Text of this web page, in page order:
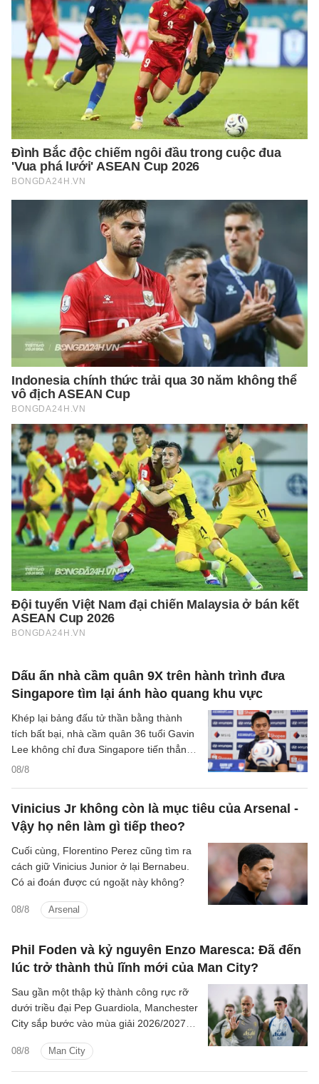
Dấu ấn nhà cầm quân 9X trên hành trình đưa
Singapore tìm lại ánh hào quang khu vực
08/8
Khép lại bảng đấu tử thần bằng thành
tích bất bại, nhà cầm quân 36 tuổi Gavin
Lee không chỉ đưa Singapore tiến thẳng
vào bán kết ASEAN Cup 2026, mà còn
nhất khu vực.
Vinicius Jr không còn là mục tiêu của Arsenal -
Vậy họ nên làm gì tiếp theo?
08/8 Arsenal
Cuối cùng, Florentino Perez cũng tìm ra
cách giữ Vinicius Junior ở lại Bernabeu.
Có ai đoán được cú ngoặt này không?
Phil Foden và kỷ nguyên Enzo Maresca: Đã đến
lúc trở thành thủ lĩnh mới của Man City?
08/8 Man City
Sau gần một thập kỷ thành công rực rỡ
dưới triều đại Pep Guardiola, Manchester
City sắp bước vào mùa giải 2026/2027
trên băng ghế chỉ đạo.